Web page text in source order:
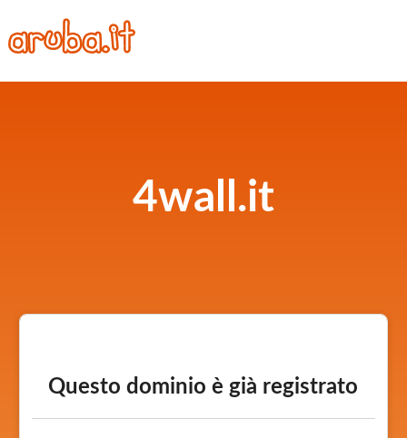
4wall.it
Questo dominio è già registrato